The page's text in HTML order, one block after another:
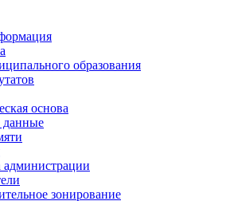
образования
основа
администрации
зонирование